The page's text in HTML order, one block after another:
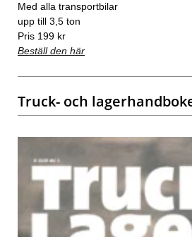
Med alla transportbilar
upp till 3,5 ton
Pris 199 kr
Beställ den här
Truck- och